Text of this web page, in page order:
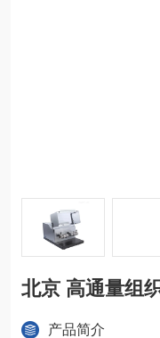
北京 高通量组
产品简介